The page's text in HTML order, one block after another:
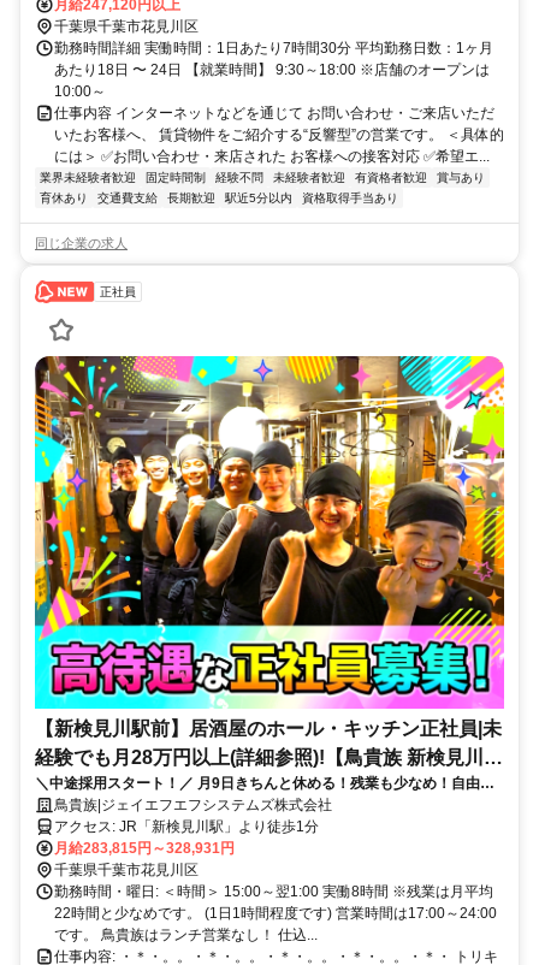
月給247,120円以上
千葉県千葉市花見川区
勤務時間詳細 実働時間：1日あたり7時間30分 平均勤務日数：1ヶ月
あたり18日 〜 24日 【就業時間】 9:30～18:00 ※店舗のオープンは
10:00～
仕事内容 インターネットなどを通じて お問い合わせ・ご来店いただ
いたお客様へ、 賃貸物件をご紹介する“反響型”の営業です。 ＜具体的
には＞ ✅お問い合わせ・来店された お客様への接客対応 ✅希望エ...
業界未経験者歓迎 固定時間制 経験不問 未経験者歓迎 有資格者歓迎
賞与あり
育休あり
交通費支給 長期歓迎 駅近5分以内 資格取得手当あり
同じ企業の求人
正社員
【新検見川駅前】居酒屋のホール・キッチン正社員|未
経験でも月28万円以上(詳細参照)!【鳥貴族 新検見川
店】
＼中途採用スタート！／ 月9日きちんと休める！残業も少なめ！自由な
社風で楽しく働けますよ！
鳥貴族|ジェイエフエフシステムズ株式会社
アクセス: JR「新検見川駅」より徒歩1分
月給283,815円～328,931円
千葉県千葉市花見川区
勤務時間・曜日: ＜時間＞ 15:00～翌1:00 実働8時間 ※残業は月平均
22時間と少なめです。 (1日1時間程度です) 営業時間は17:00～24:00
です。 鳥貴族はランチ営業なし！ 仕込...
仕事内容: ・＊・。。・＊・。。・＊・。。・＊・。。・＊・ トリキ